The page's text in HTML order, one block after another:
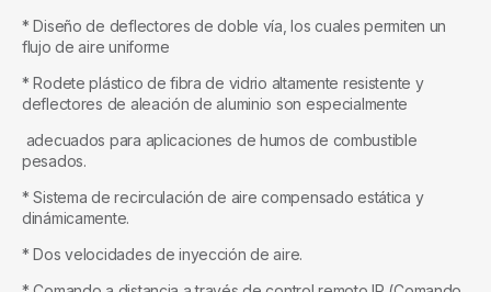
* Diseño de deflectores de doble vía, los cuales permiten un
flujo de aire uniforme
* Rodete plástico de fibra de vidrio altamente resistente y
deflectores de aleación de aluminio son especialmente
adecuados para aplicaciones de humos de combustible
pesados.
* Sistema de recirculación de aire compensado estática y
dinámicamente.
* Dos velocidades de inyección de aire.